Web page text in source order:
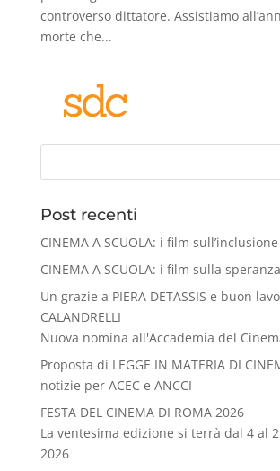
controverso dittatore. Assistiamo
morte che...
Post recenti
CINEMA A SCUOLA: i film sull’inclusione
CINEMA A SCUOLA: i film sulla speranza
Un grazie a PIERA DETASSIS e buon
CALANDRELLI
Nuova nomina all'Accademia del
Proposta di LEGGE IN MATERIA DI
notizie per ACEC e ANCCI
FESTA DEL CINEMA DI ROMA 2026
La ventesima edizione si terrà dal 4 al
2026